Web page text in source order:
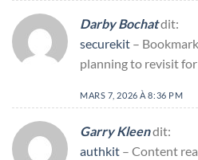
Darby Bochatdit:
securekit –
planning to revisit
MARS 7, 2026 À 8:36 PM
Garry Kleendit:
authkit – Content